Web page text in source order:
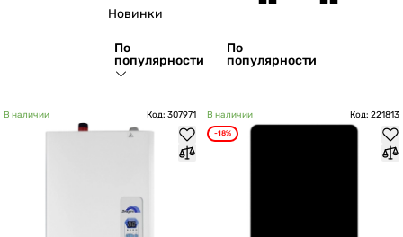
Новинки
По
популярности
По
популярности
В наличии Код: 307971 В наличии Код: 221813
-18%